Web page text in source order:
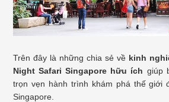
Trên đây là những chia sẻ về kinh
Night Safari Singapore hữu ích giúp
trọn vẹn hành trình khám phá thế giới
Singapore.